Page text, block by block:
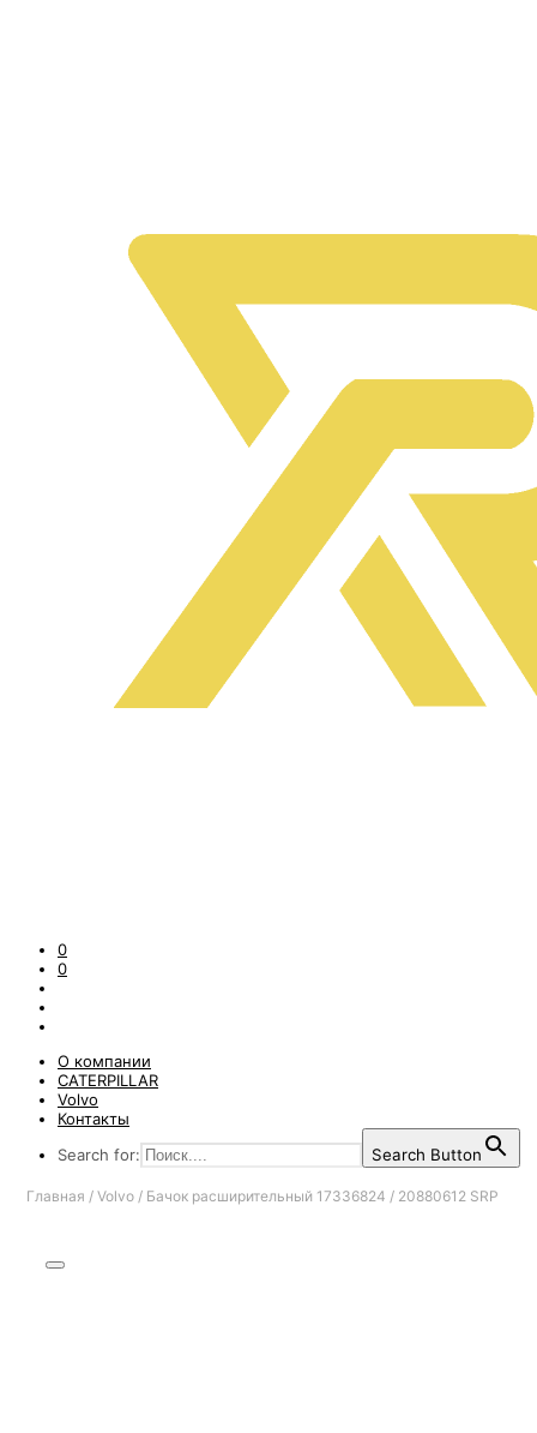
0
0
О компании
CATERPILLAR
Volvo
Контакты
Search for:
Search Button
Главная / Volvo / Бачок расширительный 17336824 / 20880612 SRP